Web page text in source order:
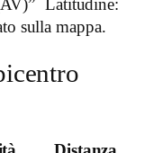
Latitudine:
sulla mappa.